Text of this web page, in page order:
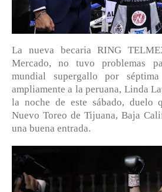
La nueva becaria RING
Mercado, no tuvo problemas
mundial supergallo por
ampliamente a la peruana, Linda
la noche de este sábado, duelo
Nuevo Toreo de Tijuana, Baja
una buena entrada.